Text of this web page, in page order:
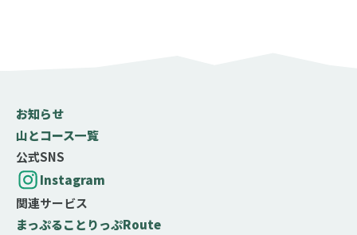
テクニック度
★
岩場やクサリ場などがなく、問題なく歩ける
お知らせ
山とコース一覧
公式SNS
Instagram
関連サービス
まっぷることりっぷRoute